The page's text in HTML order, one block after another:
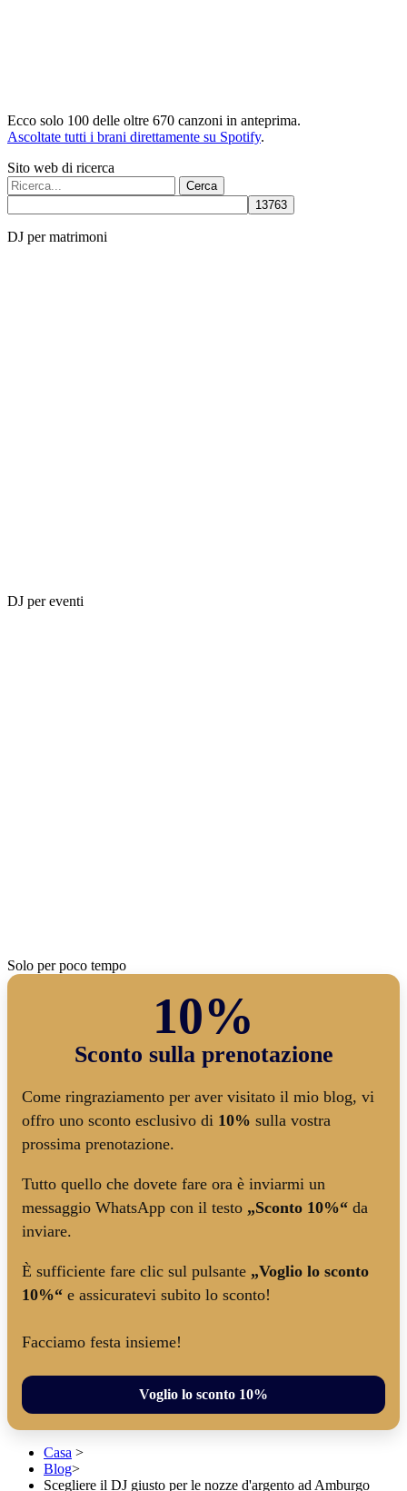
Ecco solo 100 delle oltre 670 canzoni in anteprima.
Ascoltate tutti i brani direttamente su Spotify.
Sito web di ricerca
Cerca:
DJ per matrimoni
DJ per eventi
Solo per poco tempo
10%
Sconto sulla prenotazione
Come ringraziamento per aver visitato il mio blog, vi
offro uno sconto esclusivo di 10% sulla vostra
prossima prenotazione.
Tutto quello che dovete fare ora è inviarmi un
messaggio WhatsApp con il testo „Sconto 10%“ da
inviare.
È sufficiente fare clic sul pulsante „Voglio lo sconto
10%“ e assicuratevi subito lo sconto!
Facciamo festa insieme!
Voglio lo sconto 10%
Casa >
Blog>
Scegliere il DJ giusto per le nozze d'argento ad Amburgo